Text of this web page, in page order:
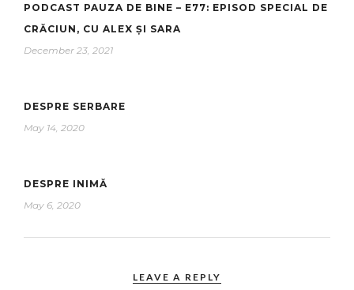
PODCAST PAUZA DE BINE – E77: EPISOD SPECIAL DE
CRĂCIUN, CU ALEX ȘI SARA
December 23, 2021
DESPRE SERBARE
May 14, 2020
DESPRE INIMĂ
May 6, 2020
LEAVE A REPLY